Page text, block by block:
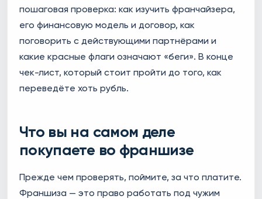
пошаговая проверка: как изучить франчайзера,
его финансовую модель и договор, как
поговорить с действующими партнёрами и
какие красные флаги означают «беги». В конце
чек-лист, который стоит пройти до того, как
переведёте хоть рубль.
Что вы на самом деле
покупаете во франшизе
Прежде чем проверять, поймите, за что платите.
Франшиза — это право работать под чужим